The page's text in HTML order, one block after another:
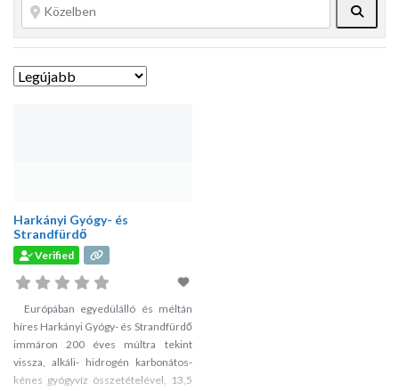
Harkányi Gyógy- és
Strandfürdő
Verified
Európában egyedülálló és méltán
híres Harkányi Gyógy- és Strandfürdő
immáron 200 éves múltra tekint
vissza, alkáli- hidrogén karbonátos-
kénes gyógyvíz összetételével, 13,5